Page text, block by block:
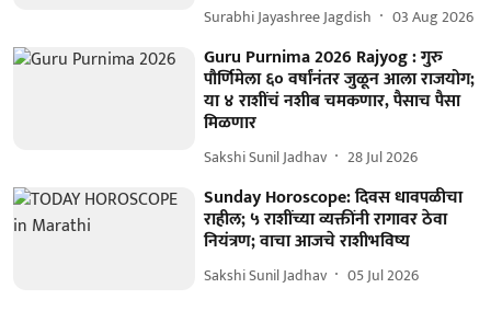
Surabhi Jayashree Jagdish 03 Aug 2026
Guru Purnima 2026 Rajyog : गुरु
पौर्णिमेला ६० वर्षांनंतर जुळून आला राजयोग;
या ४ राशींचं नशीब चमकणार, पैसाच पैसा
मिळणार
Sakshi Sunil Jadhav 28 Jul 2026
Sunday Horoscope: दिवस धावपळीचा
राहील; ५ राशींच्या व्यक्तींनी रागावर ठेवा
नियंत्रण; वाचा आजचे राशीभविष्य
Sakshi Sunil Jadhav 05 Jul 2026